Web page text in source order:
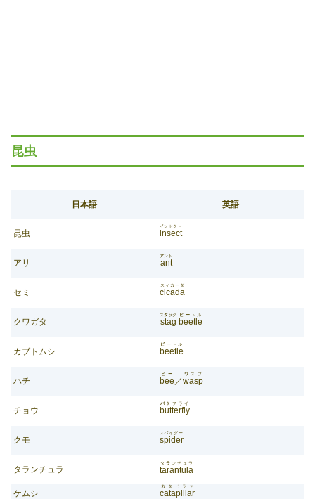
昆虫
日本語 英語
昆虫 insect
イ ンセクト
アリ ant
アント
セミ cicada
スィ カー ダ
クワガタ stag
スタッグ
beetle
ビー トル
カブトムシ beetle
ビー トル
ハチ bee
ビー
／wasp
ワ スプ
チョウ butterfly
バ タフライ
クモ spider
スパイダー
タランチュラ tarantula
タ ラ ンチュラ
ケムシ catapillar
カ タピラァ